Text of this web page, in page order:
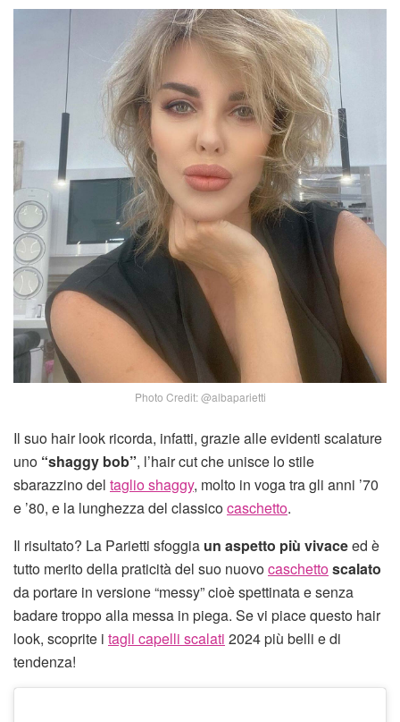
Photo Credit: @albaparietti
Il suo hair look ricorda, infatti, grazie alle evidenti scalature
uno “shaggy bob”, l’hair cut che unisce lo stile
sbarazzino del taglio shaggy, molto in voga tra gli anni ’70
e ’80, e la lunghezza del classicocaschetto.
Il risultato? La Parietti sfoggia un aspetto più vivaceed è
tutto merito della praticità del suo nuovocaschettoscalato
da portare in versione “messy” cioè spettinata e senza
badare troppo alla messa in piega. Se vi piace questo hair
look, scoprite i tagli capelli scalati 2024 più belli e di
tendenza!